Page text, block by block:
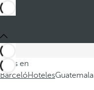
Estás en
BarcelóHotelesGuatemala